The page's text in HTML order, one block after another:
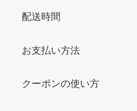
配送時間
お支払い方法
クーポンの使い方